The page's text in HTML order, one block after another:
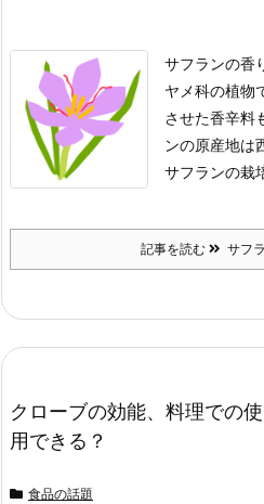
サフランの香
ヤメ科の植物
させた香辛料
ンの原産地は
サフランの栽
記事を読む サフ
クローブの効能、料理での
用できる？
食品の話題